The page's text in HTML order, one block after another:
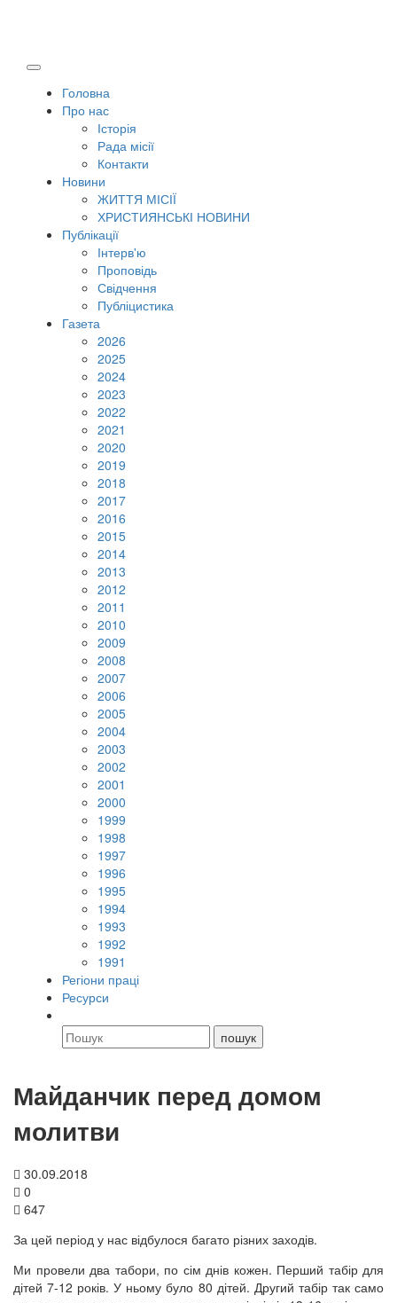
Головна
Про нас
Історія
Рада місії
Контакти
Новини
ЖИТТЯ МІСІЇ
ХРИСТИЯНСЬКІ НОВИНИ
Публікації
Інтерв'ю
Проповідь
Свідчення
Публіцистика
Газета
2026
2025
2024
2023
2022
2021
2020
2019
2018
2017
2016
2015
2014
2013
2012
2011
2010
2009
2008
2007
2006
2005
2004
2003
2002
2001
2000
1999
1998
1997
1996
1995
1994
1993
1992
1991
Регіони праці
Ресурси
Майданчик перед домом
молитви
30.09.2018
0
647
За цей період у нас відбулося багато різних заходів.
Ми провели два табори, по сім днів кожен. Перший табір для
дітей 7-12 років. У ньому було 80 дітей. Другий табір так само